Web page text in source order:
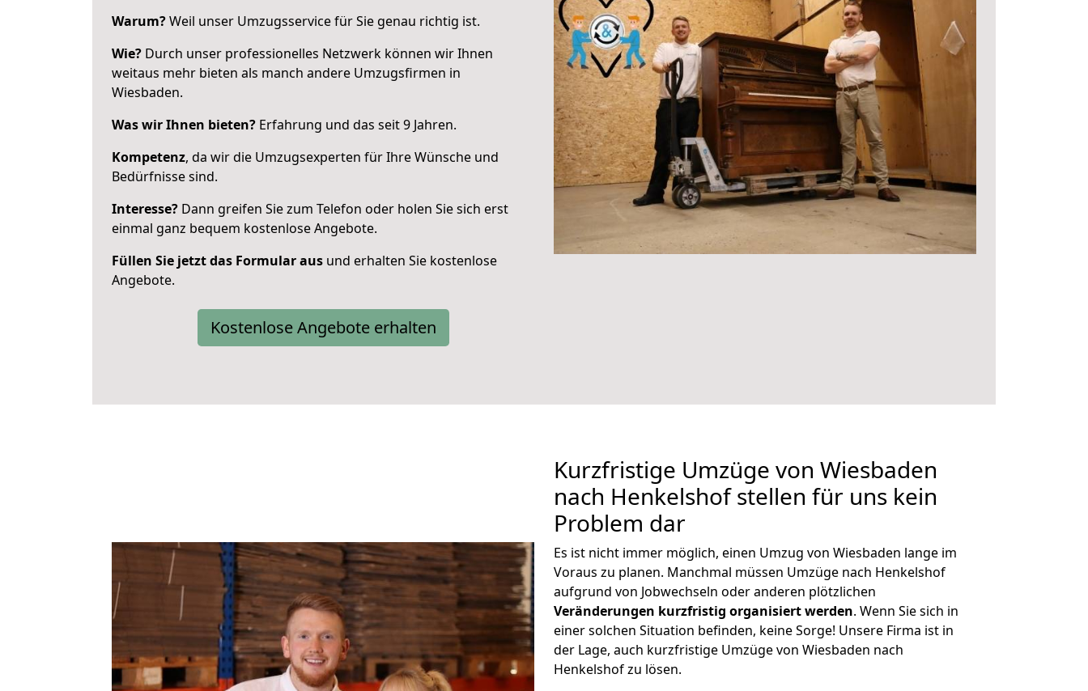
Warum?Weil unser Umzugsservice für Sie genau richtig ist.
Wie? Durch unser professionelles Netzwerk können wir Ihnen
weitaus mehr bieten als manch andere Umzugsfirmen in
Wiesbaden.
Was wir Ihnen bieten? Erfahrung und das seit 9 Jahren.
Kompetenz, da wir die Umzugsexperten für Ihre Wünsche und
Bedürfnisse sind.
Interesse? Dann greifen Sie zum Telefon oder holen Sie sich erst
einmal ganz bequem kostenlose Angebote.
Füllen Sie jetzt das Formular aus und erhalten Sie kostenlose
Angebote.
Kostenlose Angebote erhalten
Kurzfristige Umzüge von Wiesbaden
nach Henkelshof stellen für uns kein
Problem dar
Es ist nicht immer möglich, einen Umzug von Wiesbaden lange im
Voraus zu planen. Manchmal müssen Umzüge nach Henkelshof
aufgrund von Jobwechseln oder anderen plötzlichen
Veränderungen kurzfristig organisiert werden. Wenn Sie sich in
einer solchen Situation befinden, keine Sorge! Unsere Firma ist in
der Lage, auch kurzfristige Umzüge von Wiesbaden nach
Henkelshof zu lösen.